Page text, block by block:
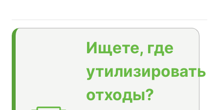
Ищете, где
утилизировать
отходы?